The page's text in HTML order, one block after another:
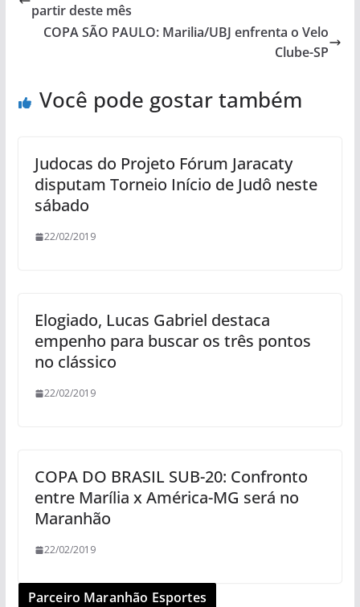
partir deste mês
COPA SÃO PAULO: Marilia/UBJ enfrenta o Velo
Clube-SP
Você pode gostar também
Judocas do Projeto Fórum Jaracaty
disputam Torneio Início de Judô neste
sábado
22/02/2019
Elogiado, Lucas Gabriel destaca
empenho para buscar os três pontos
no clássico
22/02/2019
COPA DO BRASIL SUB-20: Confronto
entre Marília x América-MG será no
Maranhão
22/02/2019
Parceiro Maranhão Esportes